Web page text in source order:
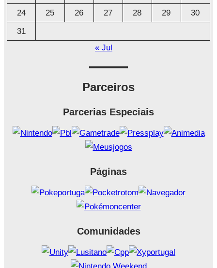
24
25 26 27 28 29
30
31
« Jul
Parceiros
Parcerias Especiais
Páginas
Comunidades